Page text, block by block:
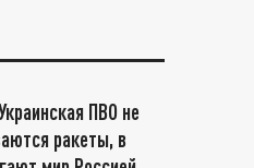
ПВО не
ракеты, в